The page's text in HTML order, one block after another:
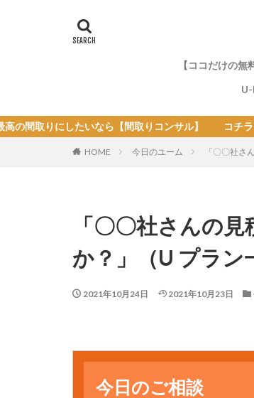
【ココだけの無
【間取りコンサル】 コチラ なぜ最
HOME 今日のユーム 「〇〇社さ
「〇〇社さんの
か？」（U プラン
2021年10月24日 2021年10月23日
今日のご相談